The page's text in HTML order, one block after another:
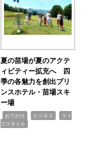
夏の苗場が夏のアクテ
ィビティー拡充へ 四
季の各魅力を創出プリ
ンスホテル・苗場スキ
ー場
おでかけ ビジネス
ライ
フスタイル